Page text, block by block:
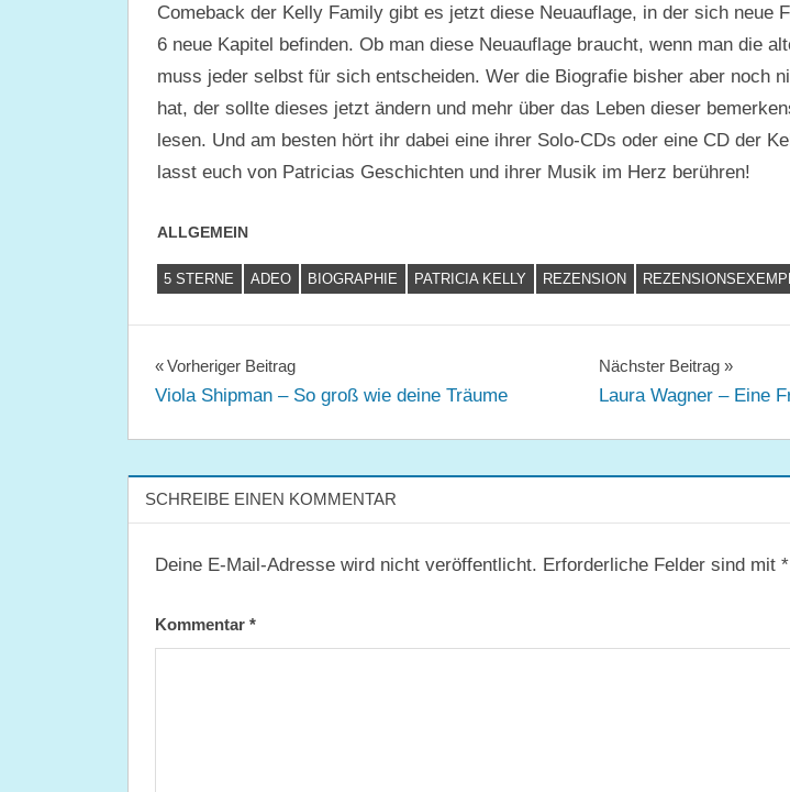
Comeback der Kelly Family gibt es jetzt diese Neuauflage, in der sich neue
6 neue Kapitel befinden. Ob man diese Neuauflage braucht, wenn man die
muss jeder selbst für sich entscheiden. Wer die Biografie bisher aber noch
hat, der sollte dieses jetzt ändern und mehr über das Leben dieser
lesen. Und am besten hört ihr dabei eine ihrer Solo-CDs oder eine CD der
lasst euch von Patricias Geschichten und ihrer Musik im Herz berühren!
ALLGEMEIN
5 STERNE ADEO BIOGRAPHIE PATRICIA KELLY REZENSION
Beitragsnavigation
Vorheriger Beitrag
Viola Shipman – So groß wie deine Träume
Nächster Beitrag
Laura Wagner – Eine
SCHREIBE EINEN KOMMENTAR
Deine E-Mail-Adresse wird nicht veröffentlicht. Erforderliche Felder sind mit *
Kommentar *